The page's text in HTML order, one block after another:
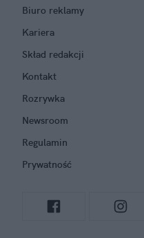
Biuro reklamy
Kariera
Skład redakcji
Kontakt
Rozrywka
Newsroom
Regulamin
Prywatność